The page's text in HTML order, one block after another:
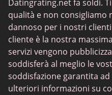
MyLOL
Incontri gay
Incontri lesbici
Siti di incontri neri
SugarDaddyMeet
Datingrating.net fa soldi.
qualità e non consigliamo
dannoso per i nostri
cliente è la nostra
servizi vengono
soddisferà al meglio le
soddisfazione garantita
ulteriori informazioni su